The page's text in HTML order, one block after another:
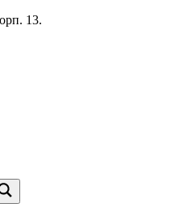
13.